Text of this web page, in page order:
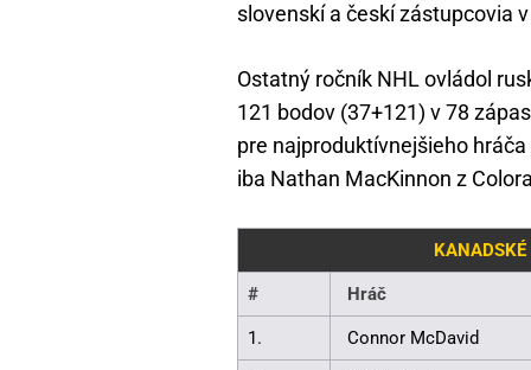
slovenskí a českí zástupcovia
Ostatný ročník NHL ovládol
121 bodov (37+121) v 78
pre najproduktívnejšieho
iba Nathan MacKinnon z
# Hráč
1. Connor McDavid